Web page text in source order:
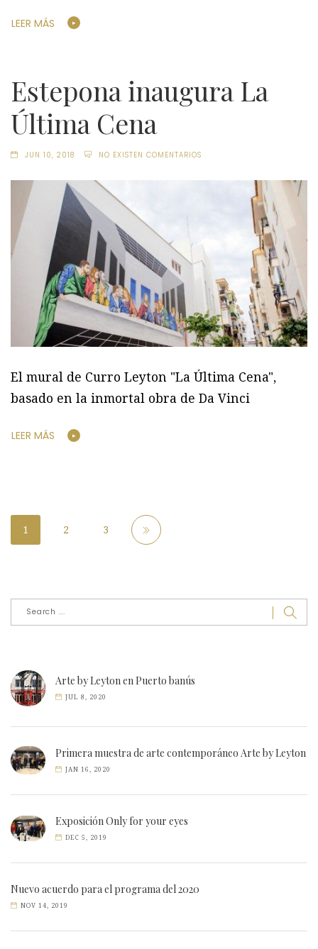
LEER MÁS
Estepona inaugura La
Última Cena
JUN 10, 2018 NO EXISTEN COMENTARIOS
El mural de Curro Leyton "La Última Cena",
basado en la inmortal obra de Da Vinci
LEER MÁS
1 2 3
Arte by Leyton en Puerto banús
JUL 8, 2020
Primera muestra de arte contemporáneo Arte by Leyton
JAN 16, 2020
Exposición Only for your eyes
DEC 5, 2019
Nuevo acuerdo para el programa del 2020
NOV 14, 2019